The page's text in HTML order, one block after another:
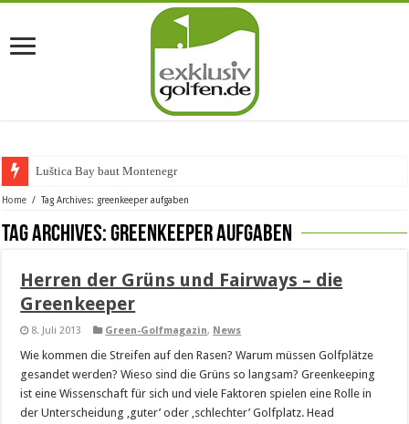
Luštica Bay baut Montenegros
Home / Tag Archives: greenkeeper aufgaben
Tag Archives:greenkeeper aufgaben
Herren der Grüns und Fairways – die
Greenkeeper
8. Juli 2013 Green-Golfmagazin, News
Wie kommen die Streifen auf den Rasen? Warum müssen Golfplätze
gesandet werden? Wieso sind die Grüns so langsam? Greenkeeping
ist eine Wissenschaft für sich und viele Faktoren spielen eine Rolle in
der Unterscheidung ‚guter’ oder ‚schlechter’ Golfplatz. Head